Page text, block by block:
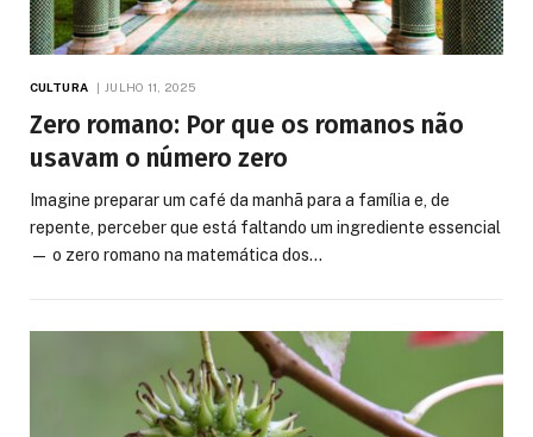
CULTURA JULHO 11, 2025
Zero romano: Por que os romanos não
usavam o número zero
Imagine preparar um café da manhã para a família e, de
repente, perceber que está faltando um ingrediente essencial
— o zero romano na matemática dos…